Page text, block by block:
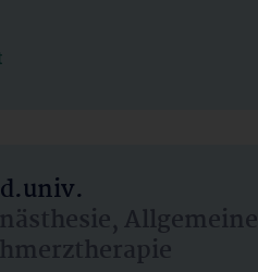
Allgemeine